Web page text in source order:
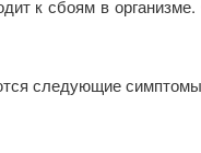
к сбоям в
следующие